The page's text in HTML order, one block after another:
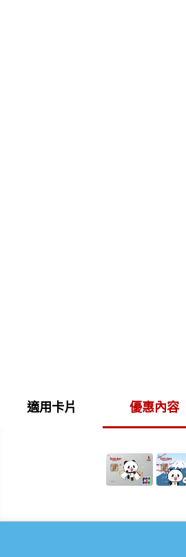
適用卡片 優惠內容